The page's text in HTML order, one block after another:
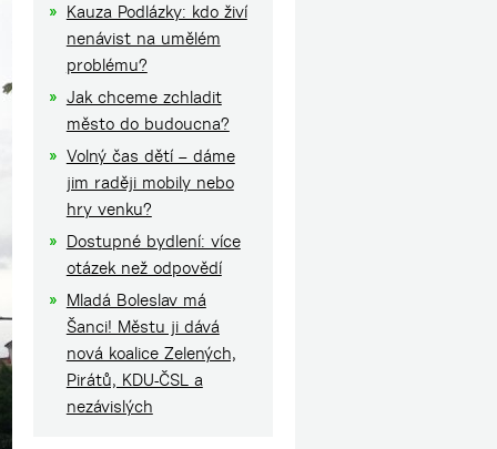
Kauza Podlázky: kdo živí
nenávist na umělém
problému?
Jak chceme zchladit
město do budoucna?
Volný čas dětí – dáme
jim raději mobily nebo
hry venku?
Dostupné bydlení: více
otázek než odpovědí
Mladá Boleslav má
Šanci! Městu ji dává
nová koalice Zelených,
Pirátů, KDU-ČSL a
nezávislých